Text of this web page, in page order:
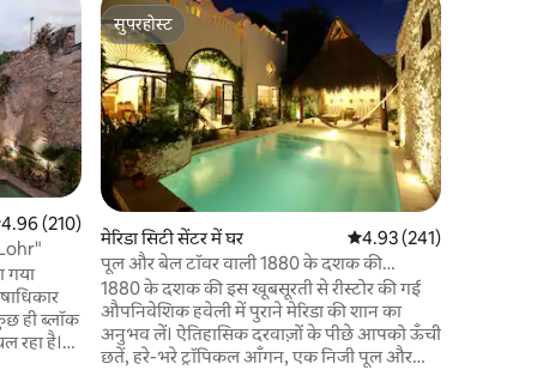
रेटिंग 5 में से 4.96, 210 समीक्षाएँ
4.96 (210)
गया
ही ब्लॉक
रहा है।
सुपरहोस्ट
सुपरहोस्ट
मेरिडा सिटी सेंटर में घर औसत रेटिंग 5 में से 4.93,
4.93 (241)
पूल और बेल टॉवर वाली 1880 के दशक की
ऐतिहासिक हवेली
1880 के दशक की इस खूबसूरती से रीस्टोर की गई
औपनिवेशिक हवेली में पुराने मेरिडा की शान का
अनुभव लें। ऐतिहासिक दरवाज़ों के पीछे आपको ऊँची
छतें, हरे-भरे ट्रॉपिकल आँगन, एक निजी पूल और